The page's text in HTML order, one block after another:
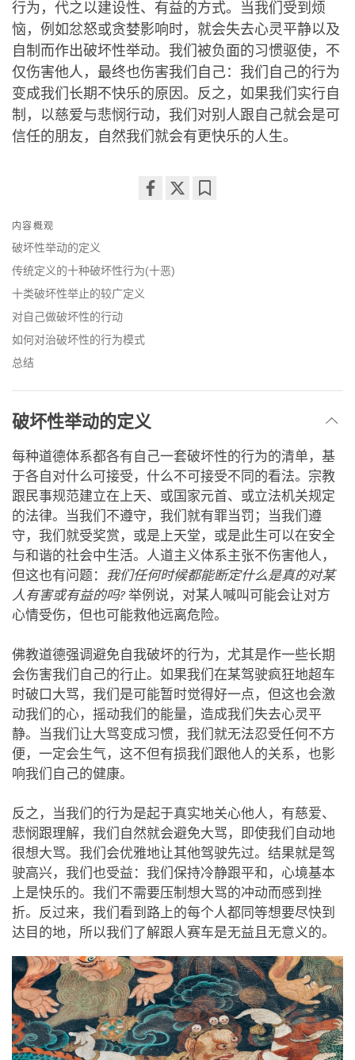
行为，代之以建设性、有益的方式。当我们受到烦
恼，例如忿怒或贪婪影响时，就会失去心灵平静以及
自制而作出破坏性举动。我们被负面的习惯驱使，不
仅伤害他人，最终也伤害我们自己：我们自己的行为
变成我们长期不快乐的原因。反之，如果我们实行自
制，以慈爱与悲悯行动，我们对别人跟自己就会是可
信任的朋友，自然我们就会有更快乐的人生。
内容概观
破坏性举动的定义
传统定义的十种破坏性行为(十恶)
十类破坏性举止的较广定义
对自己做破坏性的行动
如何对治破坏性的行为模式
总结
破坏性举动的定义
每种道德体系都各有自己一套破坏性的行为的清单，基
于各自对什么可接受，什么不可接受不同的看法。宗教
跟民事规范建立在上天、或国家元首、或立法机关规定
的法律。当我们不遵守，我们就有罪当罚；当我们遵
守，我们就受奖赏，或是上天堂，或是此生可以在安全
与和谐的社会中生活。人道主义体系主张不伤害他人，
但这也有问题： 我们任何时候都能断定什么是真的对某
人有害或有益的吗? 举例说，对某人喊叫可能会让对方
心情受伤，但也可能救他远离危险。
佛教道德强调避免自我破坏的行为，尤其是作一些长期
会伤害我们自己的行止。如果我们在某驾驶疯狂地超车
时破口大骂，我们是可能暂时觉得好一点，但这也会激
动我们的心，摇动我们的能量，造成我们失去心灵平
静。当我们让大骂变成习惯，我们就无法忍受任何不方
便，一定会生气，这不但有损我们跟他人的关系，也影
响我们自己的健康。
反之，当我们的行为是起于真实地关心他人，有慈爱、
悲悯跟理解，我们自然就会避免大骂，即使我们自动地
很想大骂。我们会优雅地让其他驾驶先过。结果就是驾
驶高兴，我们也受益：我们保持冷静跟平和，心境基本
上是快乐的。我们不需要压制想大骂的冲动而感到挫
折。反过来，我们看到路上的每个人都同等想要尽快到
达目的地，所以我们了解跟人赛车是无益且无意义的。